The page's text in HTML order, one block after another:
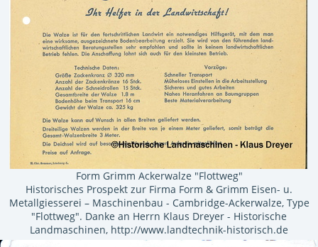
Form Grimm Ackerwalze "Flottweg"
Historisches Prospekt zur Firma Form & Grimm Eisen- u.
Metallgiesserei – Maschinenbau - Cambridge-Ackerwalze, Type
"Flottweg". Danke an Herrn Klaus Dreyer - Historische
Landmaschinen, http://www.landtechnik-historisch.de